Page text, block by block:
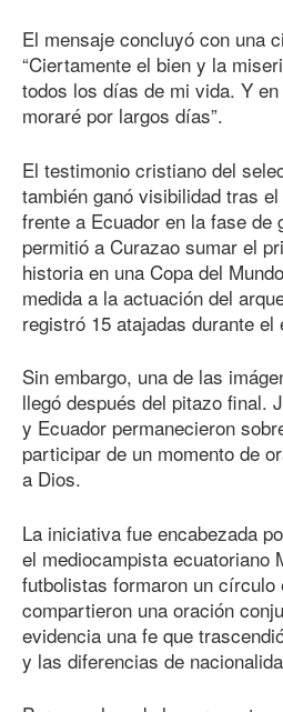
El mensaje concluyó con una
“Ciertamente el bien y la
todos los días de mi vida. Y
moraré por largos días”.
El testimonio cristiano del
también ganó visibilidad tras
frente a Ecuador en la fase de
permitió a Curazao sumar el
historia en una Copa del
medida a la actuación del
registró 15 atajadas durante el
Sin embargo, una de las
llegó después del pitazo final.
y Ecuador permanecieron
participar de un momento de
a Dios.
La iniciativa fue encabezada
el mediocampista ecuatoriano
futbolistas formaron un círculo
compartieron una oración
evidencia una fe que
y las diferencias de